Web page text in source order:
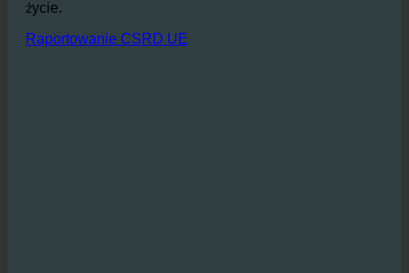
zrównoważony model biznesowy, ecoturbino stanowi
doskonałą okazję do wprowadzenia tych wartości w
życie.